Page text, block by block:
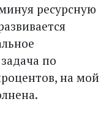
ресурсную
по
на мой